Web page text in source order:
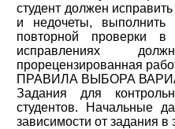
студент должен
и недочеты,
повторной проверки
исправлениях
прорецензированная
ПРАВИЛА ВЫБОРА
Задания для
студентов. Начальные
зависимости от задания в